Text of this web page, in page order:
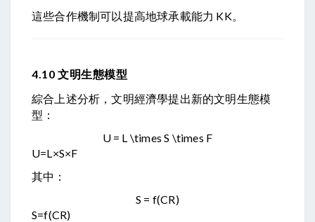
這些合作機制可以提高地球承載能力 KK。
4.10 文明生態模型
綜合上述分析，文明經濟學提出新的文明生態模
型：
U = L \times S \times F
U=L×S×F
其中：
S = f(CR)
S=f(CR)